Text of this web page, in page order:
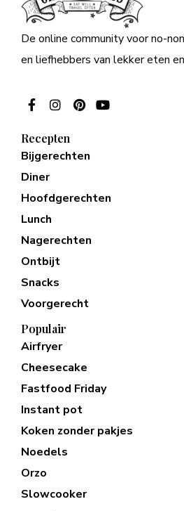
De online community voor no-
en liefhebbers van lekker eten
Recepten
Bijgerechten
Diner
Hoofdgerechten
Lunch
Nagerechten
Ontbijt
Snacks
Voorgerecht
Populair
Airfryer
Cheesecake
Fastfood Friday
Instant pot
Koken zonder pakjes
Noedels
Orzo
Slowcooker